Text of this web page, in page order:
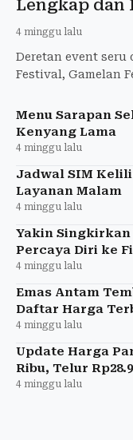
Lengkap dan
4 minggu lalu
Deretan event
Festival, Gamelan
Menu Sarapan
Kenyang Lama
4 minggu lalu
Jadwal SIM
Layanan Malam
4 minggu lalu
Yakin
Percaya Diri ke
4 minggu lalu
Emas Antam
Daftar Harga
4 minggu lalu
Update Harga
Ribu, Telur
4 minggu lalu